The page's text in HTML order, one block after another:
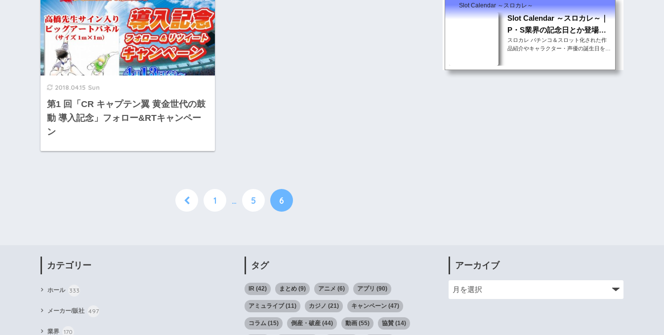
2018.04.15 Sun
第1 回「CR キャプテン翼 黄金世代の鼓
動 導入記念」フォロー&RTキャンペー
ン
1 … 5 6
Slot Calendar ～スロカレ～
Slot Calendar ～スロカレ～｜
P・S業界の記念日とか登場キ
ャラの誕生日とか
スロカレ パチンコ＆スロット化された作
品紹介やキャラクター・声優の誕生日をま
他パチンコ＆スロットに関連した記念日・
カテゴリー
ホール 333
メーカー/販社 497
業界 170
タグ
IR (42) まとめ (9) アニメ (6) アプリ (90)
アミュライブ(11) カジノ (21) キャンペーン (47)
コラム (15) 倒産・破産 (44) 動画 (55) 協賛 (14)
アーカイブ